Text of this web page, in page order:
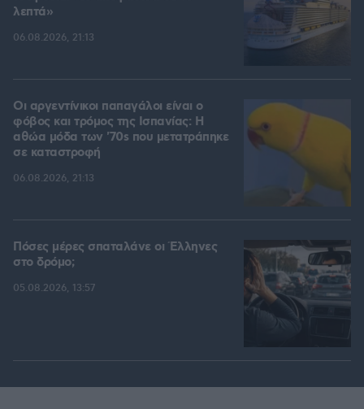
λεπτά»
06.08.2026, 21:13
Οι αργεντίνικοι παπαγάλοι είναι ο
φόβος και τρόμος της Ισπανίας: Η
αθώα μόδα των '70s που μετατράπηκε
σε καταστροφή
06.08.2026, 21:13
Πόσες μέρες σπαταλάνε οι Έλληνες
στο δρόμο;
05.08.2026, 13:57